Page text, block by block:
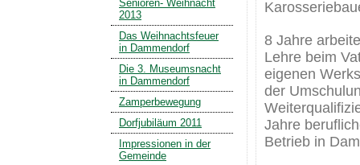
8 Jahre
Lehre beim
eigenen
der
Jahre
Betrieb in
Senioren- Weihnacht
2013
Das Weihnachtsfeuer
in Dammendorf
Die 3. Museumsnacht
in Dammendorf
Zamperbewegung
Dorfjubiläum 2011
Impressionen in der
Gemeinde